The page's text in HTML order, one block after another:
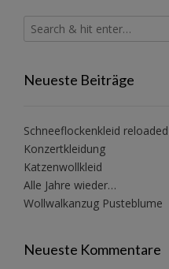
Neueste Beiträge
Schneeflockenkleid reloaded
Konzertkleidung
Katzenwollkleid
Alle Jahre wieder…
Wollwalkanzug Pusteblume
Neueste Kommentare